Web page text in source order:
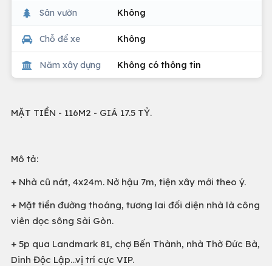
Sân vườn Không
Chỗ để xe Không
Năm xây dựng Không có thông tin
MẶT TIỀN - 116M2 - GIÁ 17.5 TỶ.
Mô tả:
+ Nhà cũ nát, 4x24m. Nở hậu 7m, tiện xây mới theo ý.
+ Mặt tiền đường thoáng, tương lai đối diện nhà là công
viên dọc sông Sài Gòn.
+ 5p qua Landmark 81, chợ Bến Thành, nhà Thờ Đức Bà,
Dinh Độc Lập...vị trí cực VIP.